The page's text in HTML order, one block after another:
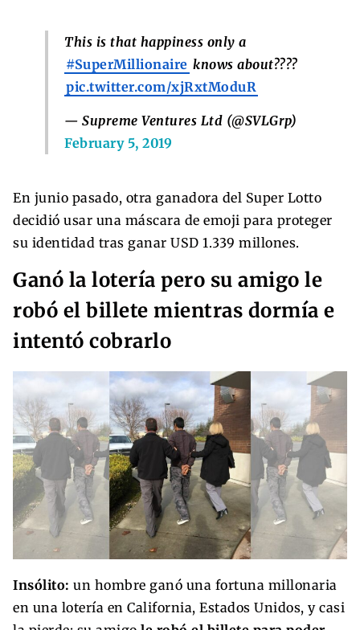
This is that happiness only a
#SuperMillionaire knows about????
pic.twitter.com/xjRxtModuR
— Supreme Ventures Ltd (@SVLGrp)
February 5, 2019
En junio pasado, otra ganadora del Super Lotto
decidió usar una máscara de emoji para proteger
su identidad tras ganar USD 1.339 millones.
Ganó la lotería pero su amigo le
robó el billete mientras dormía e
intentó cobrarlo
Insólito: un hombre ganó una fortuna millonaria
en una lotería en California, Estados Unidos, y casi